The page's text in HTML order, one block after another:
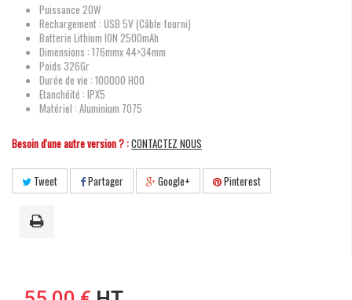
Puissance 20W
Rechargement : USB 5V (Câble fourni)
Batterie Lithium ION 2500mAh
Dimensions : 176mmx 44>34mm
Poids 326Gr
Durée de vie : 100000 H00
Etanchéité : IPX5
Matériel : Aluminium 7075
Besoin d'une autre version ? :CONTACTEZ NOUS
Tweet Partager Google+ Pinterest